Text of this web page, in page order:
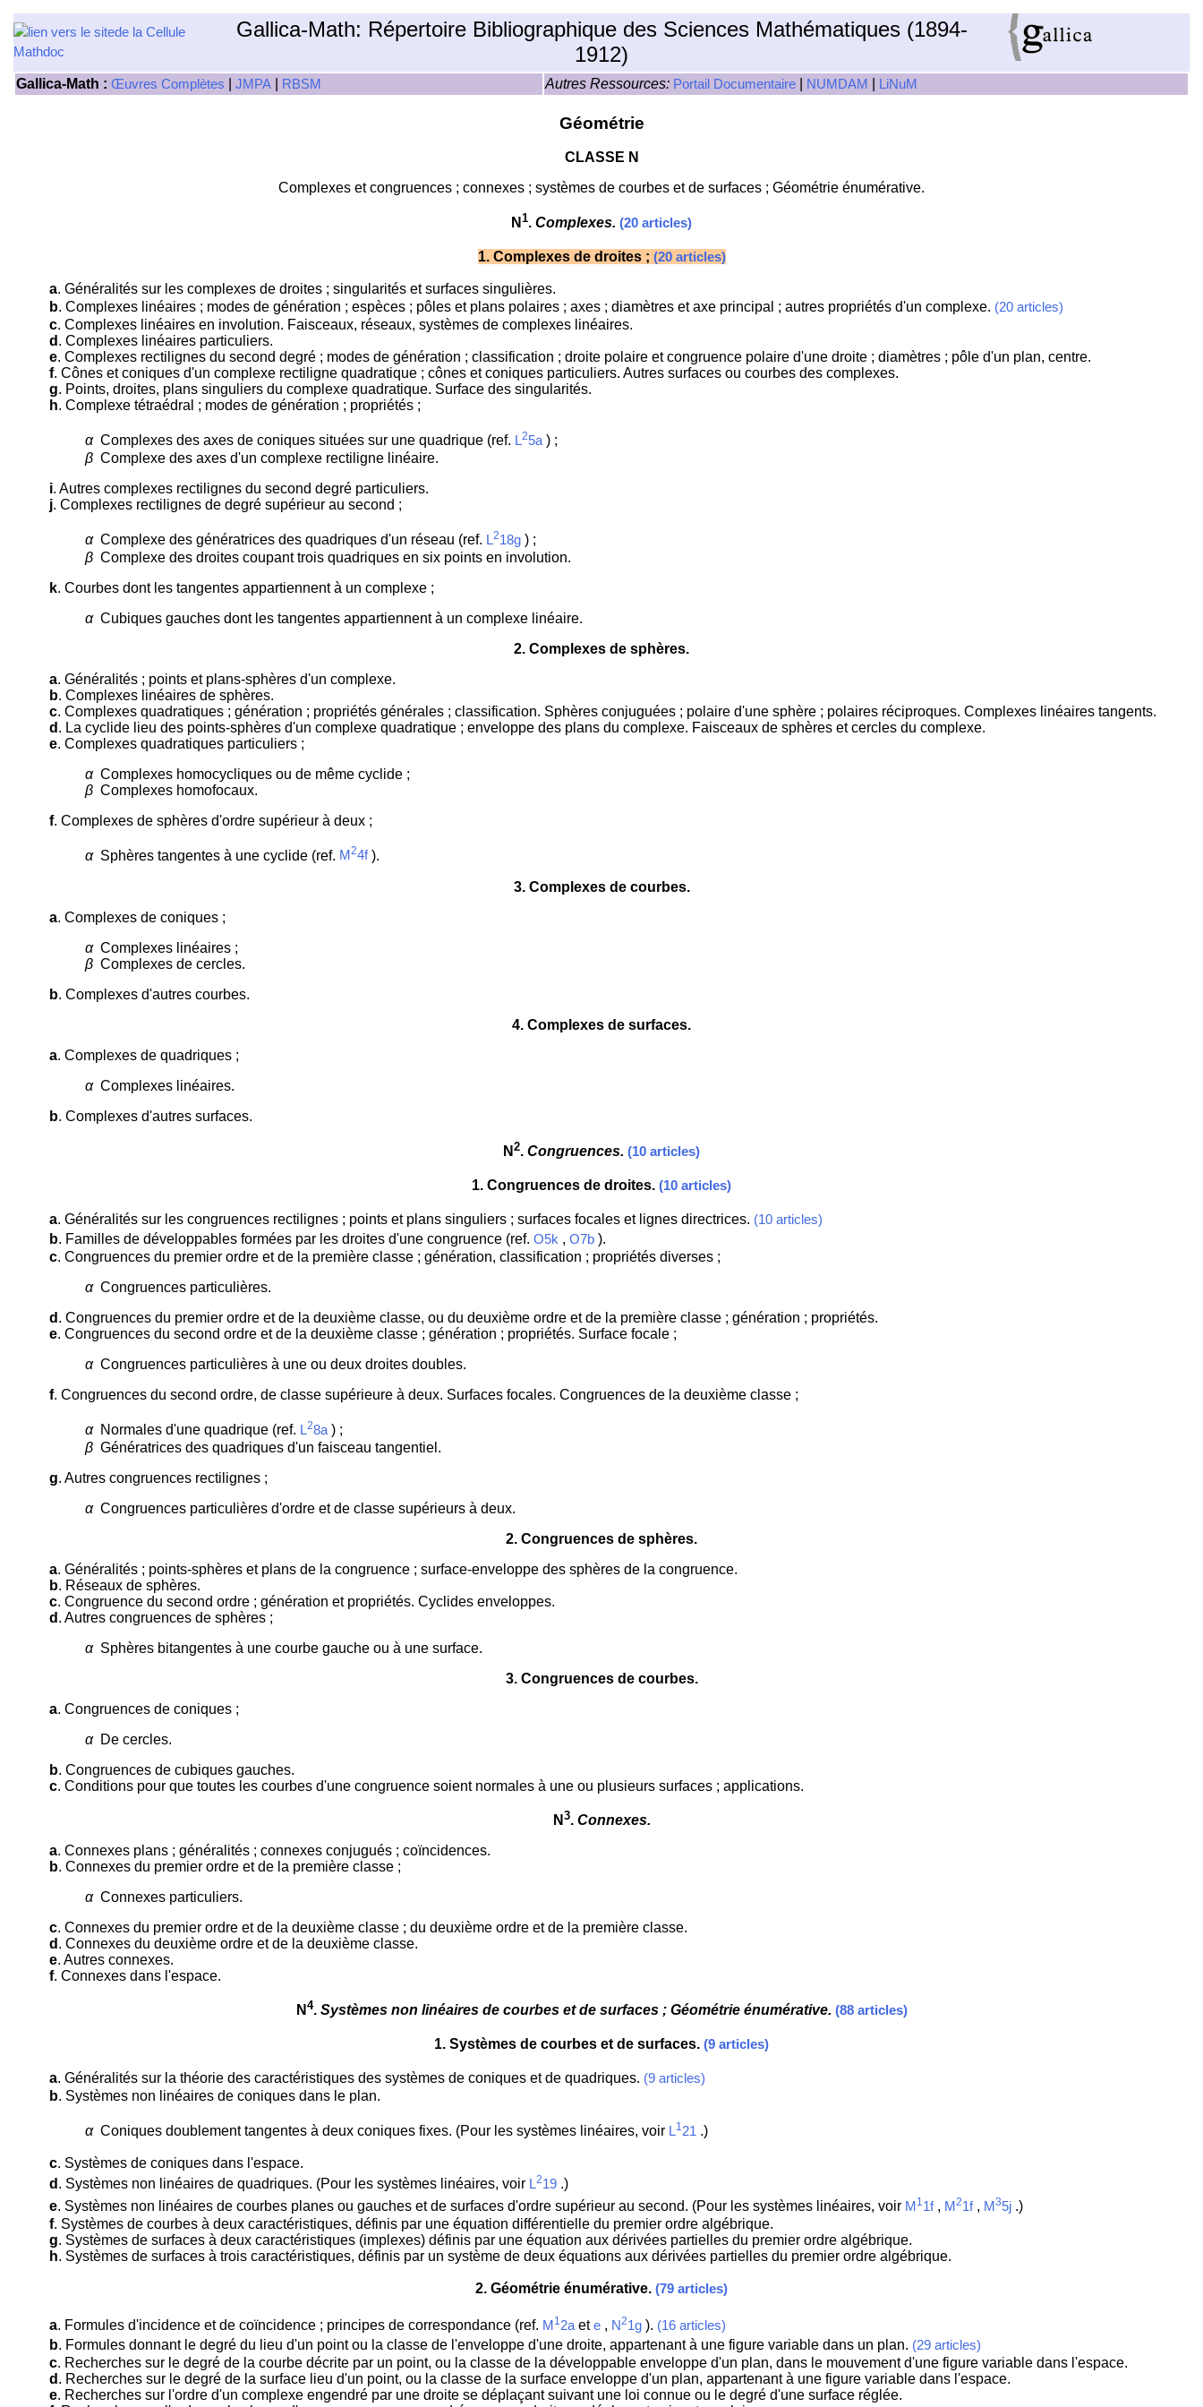
Gallica-Math: Répertoire Bibliographique des Sciences Mathématiques (1894-
1912)
Gallica-Math : Œuvres Complètes JMPA RBSM Autres Ressources: Portail Documentaire NUMDAM LiNuM
Géométrie
CLASSE N
Complexes et congruences ; connexes ; systèmes de courbes et de surfaces ; Géométrie énumérative.
N 1. Complexes. (20 articles)
1. Complexes de droites ; (20 articles)
a. Généralités sur les complexes de droites ; singularités et surfaces singulières.
b. Complexes linéaires ; modes de génération ; espèces ; pôles et plans polaires ; axes ; diamètres et axe principal ; autres propriétés d'un complexe. (20 articles)
c. Complexes linéaires en involution. Faisceaux, réseaux, systèmes de complexes linéaires.
d . Complexes linéaires particuliers.
e. Complexes rectilignes du second degré ; modes de génération ; classification ; droite polaire et congruence polaire d'une droite ; diamètres ; pôle d'un plan, centre.
f. Cônes et coniques d'un complexe rectiligne quadratique ; cônes et coniques particuliers. Autres surfaces ou courbes des complexes.
g. Points, droites, plans singuliers du complexe quadratique. Surface des singularités.
h. Complexe tétraédral ; modes de génération ; propriétés ;
αComplexes des axes de coniques situées sur une quadrique (ref. L25a ) ;
β Complexe des axes d'un complexe rectiligne linéaire.
i. Autres complexes rectilignes du second degré particuliers.
j. Complexes rectilignes de degré supérieur au second ;
αComplexe des génératrices des quadriques d'un réseau (ref. L218g ) ;
β Complexe des droites coupant trois quadriques en six points en involution.
k. Courbes dont les tangentes appartiennent à un complexe ;
αCubiques gauches dont les tangentes appartiennent à un complexe linéaire.
2. Complexes de sphères.
a. Généralités ; points et plans-sphères d'un complexe.
b. Complexes linéaires de sphères.
c. Complexes quadratiques ; génération ; propriétés générales ; classification. Sphères conjuguées ; polaire d'une sphère ; polaires réciproques. Complexes linéaires tangents.
d . La cyclide lieu des points-sphères d'un complexe quadratique ; enveloppe des plans du complexe. Faisceaux de sphères et cercles du complexe.
e. Complexes quadratiques particuliers ;
αComplexes homocycliques ou de même cyclide ;
β Complexes homofocaux.
f. Complexes de sphères d'ordre supérieur à deux ;
αSphères tangentes à une cyclide (ref. M 24f).
3. Complexes de courbes.
a. Complexes de coniques ;
αComplexes linéaires ;
β Complexes de cercles.
b. Complexes d'autres courbes.
4. Complexes de surfaces.
a. Complexes de quadriques ;
αComplexes linéaires.
b. Complexes d'autres surfaces.
N 2. Congruences. (10 articles)
1. Congruences de droites. (10 articles)
a. Généralités sur les congruences rectilignes ; points et plans singuliers ; surfaces focales et lignes directrices. (10 articles)
b. Familles de développables formées par les droites d'une congruence (ref. O5k , O7b ).
c. Congruences du premier ordre et de la première classe ; génération, classification ; propriétés diverses ;
αCongruences particulières.
d . Congruences du premier ordre et de la deuxième classe, ou du deuxième ordre et de la première classe ; génération ; propriétés.
e. Congruences du second ordre et de la deuxième classe ; génération ; propriétés. Surface focale ;
αCongruences particulières à une ou deux droites doubles.
f. Congruences du second ordre, de classe supérieure à deux. Surfaces focales. Congruences de la deuxième classe ;
αNormales d'une quadrique (ref. L28a ) ;
β Génératrices des quadriques d'un faisceau tangentiel.
g. Autres congruences rectilignes ;
αCongruences particulières d'ordre et de classe supérieurs à deux.
2. Congruences de sphères.
a. Généralités ; points-sphères et plans de la congruence ; surface-enveloppe des sphères de la congruence.
b. Réseaux de sphères.
c. Congruence du second ordre ; génération et propriétés. Cyclides enveloppes.
d . Autres congruences de sphères ;
αSphères bitangentes à une courbe gauche ou à une surface.
3. Congruences de courbes.
a. Congruences de coniques ;
αDe cercles.
b. Congruences de cubiques gauches.
c. Conditions pour que toutes les courbes d'une congruence soient normales à une ou plusieurs surfaces ; applications.
N 3. Connexes.
a. Connexes plans ; généralités ; connexes conjugués ; coïncidences.
b. Connexes du premier ordre et de la première classe ;
αConnexes particuliers.
c. Connexes du premier ordre et de la deuxième classe ; du deuxième ordre et de la première classe.
d . Connexes du deuxième ordre et de la deuxième classe.
e. Autres connexes.
f. Connexes dans l'espace.
N 4. Systèmes non linéaires de courbes et de surfaces ; Géométrie énumérative. (88 articles)
1. Systèmes de courbes et de surfaces. (9 articles)
a. Généralités sur la théorie des caractéristiques des systèmes de coniques et de quadriques. (9 articles)
b. Systèmes non linéaires de coniques dans le plan.
αConiques doublement tangentes à deux coniques fixes. (Pour les systèmes linéaires, voir L121 .)
c. Systèmes de coniques dans l'espace.
d . Systèmes non linéaires de quadriques. (Pour les systèmes linéaires, voir L219 .)
e. Systèmes non linéaires de courbes planes ou gauches et de surfaces d'ordre supérieur au second. (Pour les systèmes linéaires, voir M 11f, M 21f, M 35j .)
f. Systèmes de courbes à deux caractéristiques, définis par une équation différentielle du premier ordre algébrique.
g. Systèmes de surfaces à deux caractéristiques (implexes) définis par une équation aux dérivées partielles du premier ordre algébrique.
h. Systèmes de surfaces à trois caractéristiques, définis par un système de deux équations aux dérivées partielles du premier ordre algébrique.
2. Géométrie énumérative. (79 articles)
a. Formules d'incidence et de coïncidence ; principes de correspondance (ref. M 12a ete , N21g ). (16 articles)
b. Formules donnant le degré du lieu d'un point ou la classe de l'enveloppe d'une droite, appartenant à une figure variable dans un plan. (29 articles)
c. Recherches sur le degré de la courbe décrite par un point, ou la classe de la développable enveloppe d'un plan, dans le mouvement d'une figure variable dans l'espace.
d . Recherches sur le degré de la surface lieu d'un point, ou la classe de la surface enveloppe d'un plan, appartenant à une figure variable dans l'espace.
e. Recherches sur l'ordre d'un complexe engendré par une droite se déplaçant suivant une loi connue ou le degré d'une surface réglée.